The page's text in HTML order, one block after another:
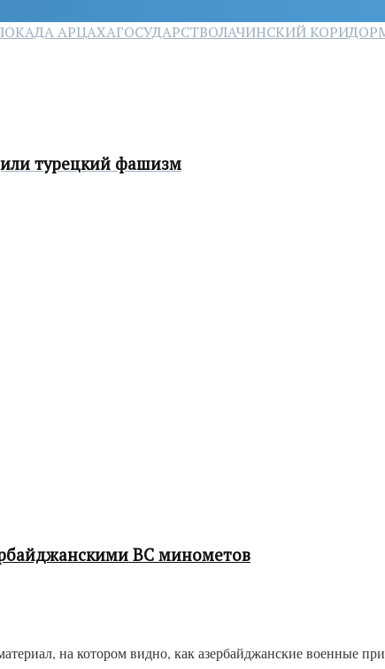
АРЦАХАГОСУДАРСТВОЛАЧИНСКИЙ КОРИДОР
турецкий фашизм
ВС минометов
на котором видно, как азербайджанские военные